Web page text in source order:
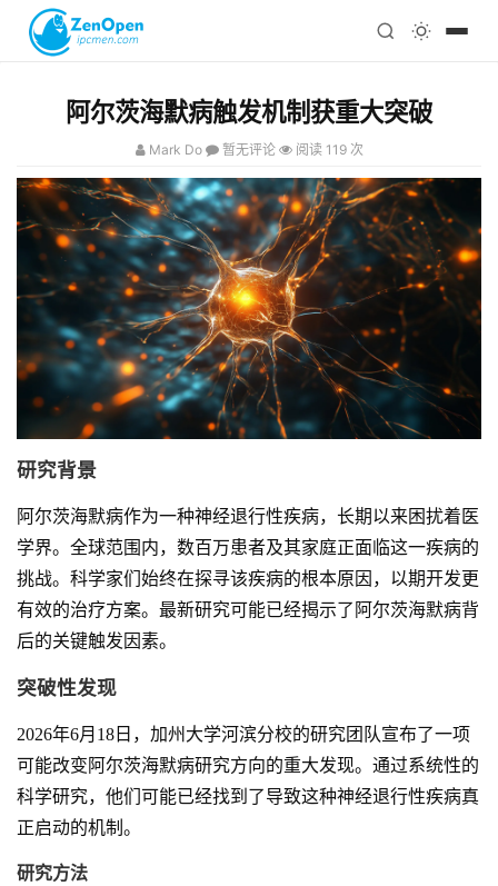
科技
心理
注册
阿尔茨海默病触发机制获重大突破
Mark Do 暂无评论 阅读 119 次
研究背景
阿尔茨海默病作为一种神经退行性疾病，长期以来困扰着医
学界。全球范围内，数百万患者及其家庭正面临这一疾病的
挑战。科学家们始终在探寻该疾病的根本原因，以期开发更
有效的治疗方案。最新研究可能已经揭示了阿尔茨海默病背
后的关键触发因素。
突破性发现
2026年6月18日，加州大学河滨分校的研究团队宣布了一项
可能改变阿尔茨海默病研究方向的重大发现。通过系统性的
科学研究，他们可能已经找到了导致这种神经退行性疾病真
正启动的机制。
研究方法